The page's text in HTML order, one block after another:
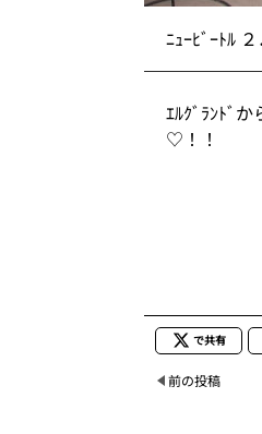
ﾆｭｰﾋﾞｰﾄﾙ
ｴﾙｸﾞﾗﾝﾄﾞ
♡！！
で共有
前の投稿